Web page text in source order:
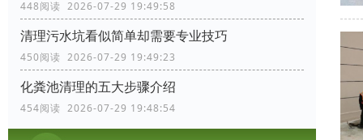
448阅读 2026-07-29 19:49:58
清理污水坑看似简单却需要专业技巧
450阅读 2026-07-29 19:49:23
化粪池清理的五大步骤介绍
454阅读 2026-07-29 19:48:54